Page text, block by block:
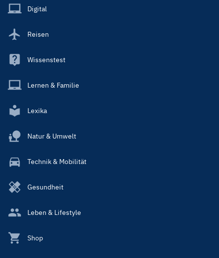
Main
Digital
Reisen
Wissenstest
Lernen & Familie
Lexika
Natur & Umwelt
Technik & Mobilität
Gesundheit
Leben & Lifestyle
Shop